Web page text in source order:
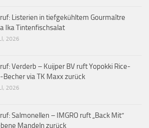
Listerien in tiefgekühltem Gourmaître
Ika Tintenfischsalat
2026
Verderb – Kuijper BV ruft Yopokki Rice-
Becher via TK Maxx zurück
2026
Salmonellen – IMGRO ruft „Back Mit“
Mandeln zurück